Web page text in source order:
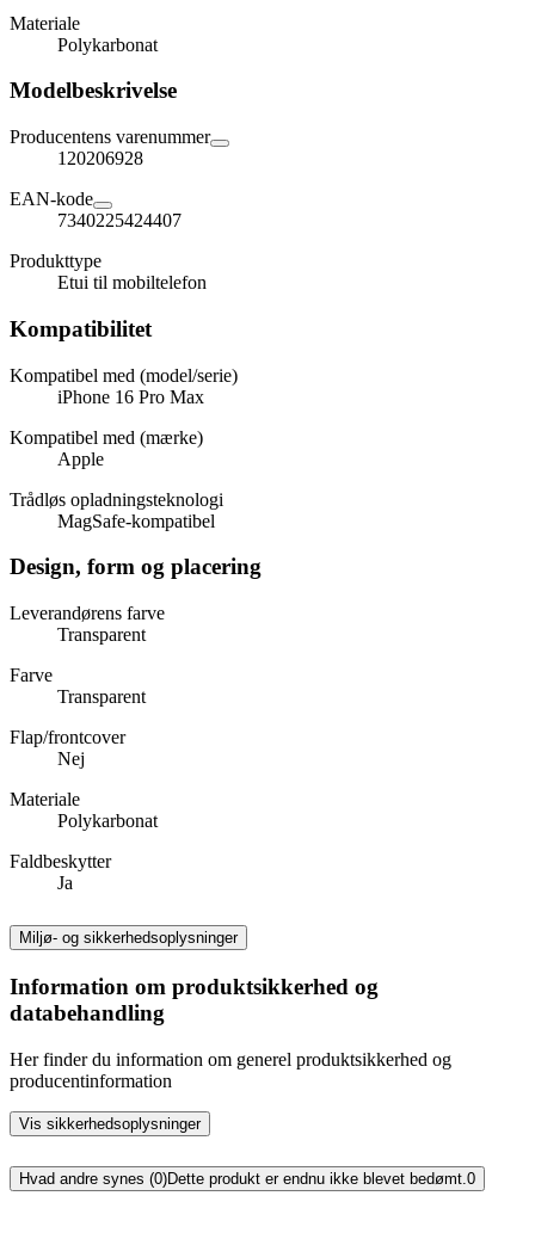
Materiale
Polykarbonat
Modelbeskrivelse
Producentens varenummer
120206928
EAN-kode
7340225424407
Produkttype
Etui til mobiltelefon
Kompatibilitet
Kompatibel med (model/serie)
iPhone 16 Pro Max
Kompatibel med (mærke)
Apple
Trådløs opladningsteknologi
MagSafe-kompatibel
Design, form og placering
Leverandørens farve
Transparent
Farve
Transparent
Flap/frontcover
Nej
Materiale
Polykarbonat
Faldbeskytter
Ja
Miljø- og sikkerhedsoplysninger
Information om produktsikkerhed og
databehandling
Her finder du information om generel produktsikkerhed og
producentinformation
Vis sikkerhedsoplysninger
Hvad andre synes (0)Dette produkt er endnu ikke blevet bedømt.0